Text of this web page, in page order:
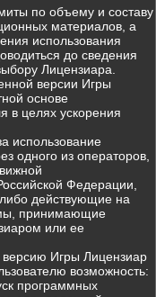
по объему и составу
материалов, а
использования
до сведения
Лицензиара.
версии Игры
основе
в целях ускорения
использование
одного из операторов,
Федерации,
действующие на
принимающие
или ее
Игры Лицензиар
возможность:
программных